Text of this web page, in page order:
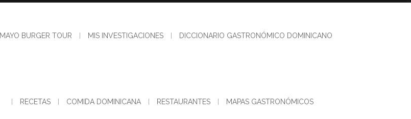
MAYO BURGER TOUR MIS INVESTIGACIONES DICCIONARIO GASTRONÓMICO DOMINICANO
RECETAS COMIDA DOMINICANA RESTAURANTES MAPAS GASTRONÓMICOS